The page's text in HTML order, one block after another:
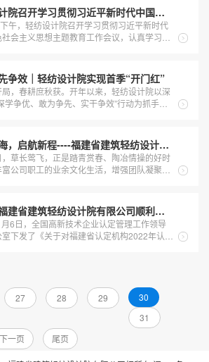
组织党员赴潮江楼、马尾船政文化城和福建
纪念馆，开展“学思践悟守初...
轻纺设计院召开学习贯彻习近平新时代中国特色社会主义思想主题教育工作会议
午，轻纺设计院召开学习贯彻习近平新时代
会主义思想主题教育工作会议，认真学习贯
要内容和精神要求，并对公司开展主题教育
安排。公司党委书记、董事长、总...
争效｜轻纺设计院实现首季“开门红”
，春耕庶秋获。开年以来，轻纺设计院以深
学争优、敢为争先、实干争效”行动为抓手，
充分发挥全产业链优势，积极推进和发展全
市政公用工程、工业项目等业...
奔赴山海，启航新程----福建省建筑轻纺设计院有限公司开展职工春游活动
，草长莺飞，正是踏青赏春、陶冶情操的好时
公司职工的业余文化生活，增强团队凝聚
，感受明媚春光。在连江平流尾地质公园，
受了位于福州最东端、与马...
喜讯！福建省建筑轻纺设计院有限公司顺利通过国家高新技术企业认定
6日，全国高新技术企业认定管理工作领导
下发了《关于对福建省认定机构2022年认定
27 28 29
30
31
下一页 尾页